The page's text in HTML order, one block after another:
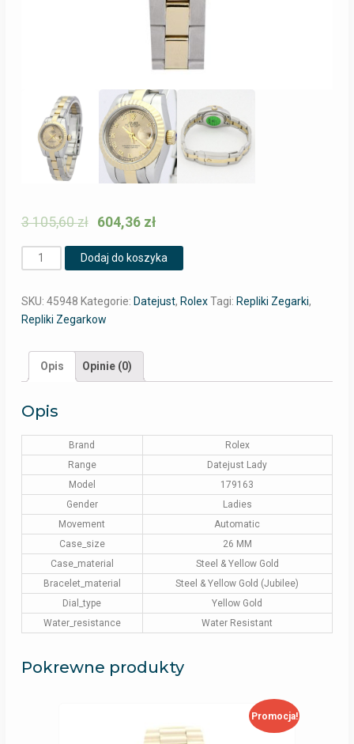
3 105,60zł 604,36 zł
Ilość Dodaj do koszyka
SKU: 45948 Kategorie: Datejust, Rolex Tagi: Repliki Zegarki,
Repliki Zegarkow
Opis Opinie (0)
Opis
Brand
Rolex
Range
Datejust Lady
Model
179163
Gender
Ladies
Movement
Automatic
Case_size
26 MM
Case_material
Steel & Yellow Gold
Bracelet_material
Steel & Yellow Gold (Jubilee)
Dial_type
Yellow Gold
Water_resistance
Water Resistant
Pokrewne produkty
Promocja!